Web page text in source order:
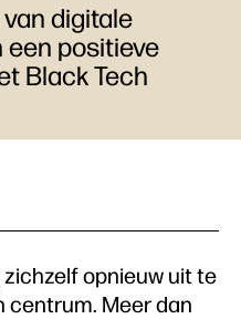
digitale
een positieve
Black Tech
zichzelf opnieuw uit te
centrum. Meer dan